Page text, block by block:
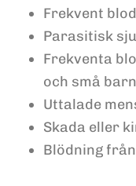
Frekvent
Parasitisk
Frekventa
och små barn
Uttalade
Skada eller
Blödning